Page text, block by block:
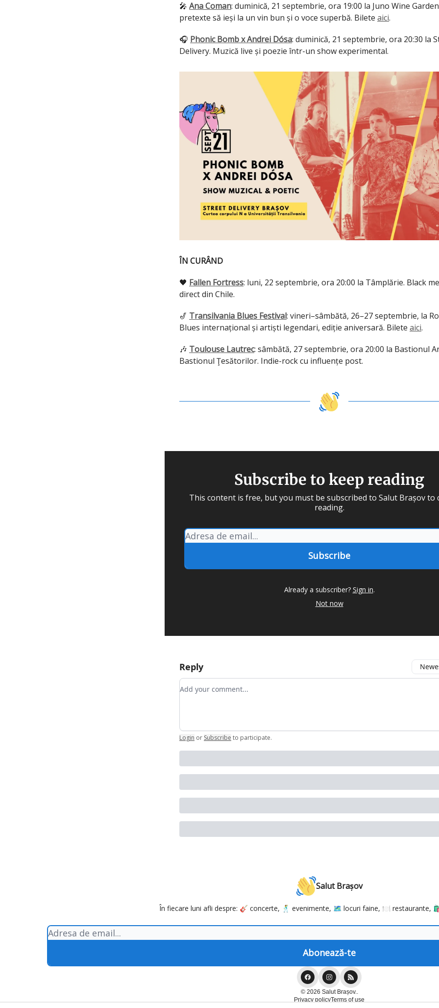
🎤 Ana Coman: duminică, 21 septembrie, ora 19:00 la Juno Wine
pretexte să ieși la un vin bun și o voce superbă. Bilete aici.
🎧 Phonic Bomb x Andrei Dósa: duminică, 21 septembrie, ora 20:30 la
Delivery. Muzică live și poezie într-un show experimental.
ÎN CURÂND
🖤 Fallen Fortress: luni, 22 septembrie, ora 20:00 la Tâmplărie. Black
direct din Chile.
🎷 Transilvania Blues Festival: vineri–sâmbătă, 26–27 septembrie, la
Blues internațional și artiști legendari, ediție aniversară. Bilete aici.
🎶 Toulouse Lautrec: sâmbătă, 27 septembrie, ora 20:00 la Bastionul
Bastionul Ţesătorilor. Indie-rock cu influențe post.
Subscribe to keep reading
This content is free, but you must be subscribed to Salut Brașov to
reading.
Already a subscriber? Sign in.
Not now
Reply
Add your comment
Login or Subscribe to participate.
Salut Brașov
În fiecare luni afli despre: 🎸 concerte, 🕺 evenimente, 🗺️ locuri faine, 🍽️ restaurante,
© 2026 Salut Brașov..
Privacy policyTerms of use